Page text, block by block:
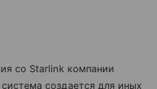
со Starlink компании
создается для иных